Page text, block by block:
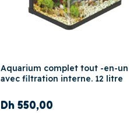
Aquarium complet tout -en-un
avec filtration interne. 12 litre
Dh 550,00